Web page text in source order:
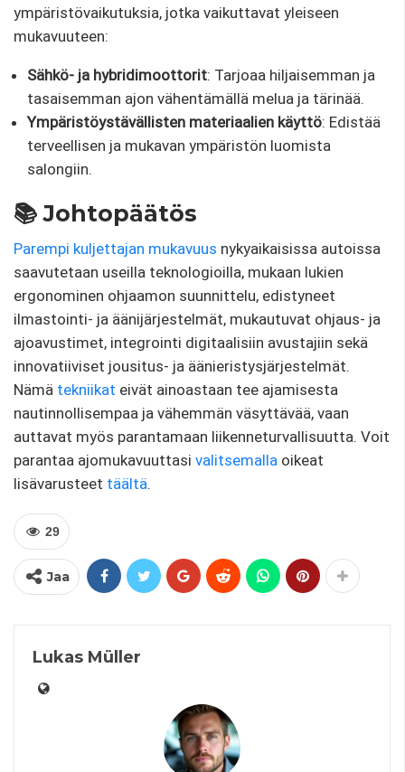
ympäristövaikutuksia, jotka vaikuttavat yleiseen
mukavuuteen:
Sähkö- ja hybridimoottorit: Tarjoaa hiljaisemman ja
tasaisemman ajon vähentämällä melua ja tärinää.
Ympäristöystävällisten materiaalien käyttö: Edistää
terveellisen ja mukavan ympäristön luomista
salongiin.
📚 Johtopäätös
Parempi kuljettajan mukavuus nykyaikaisissa autoissa
saavutetaan useilla teknologioilla, mukaan lukien
ergonominen ohjaamon suunnittelu, edistyneet
ilmastointi- ja äänijärjestelmät, mukautuvat ohjaus- ja
ajoavustimet, integrointi digitaalisiin avustajiin sekä
innovatiiviset jousitus- ja äänieristysjärjestelmät.
Nämä tekniikat eivät ainoastaan ​​tee ajamisesta
nautinnollisempaa ja vähemmän väsyttävää, vaan
auttavat myös parantamaan liikenneturvallisuutta. Voit
parantaa ajomukavuuttasi valitsemalla oikeat
lisävarusteet täältä.
29
Jaa
Lukas Müller